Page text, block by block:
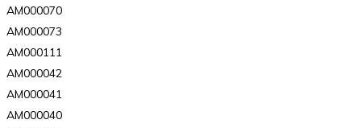
AM000070
AM000073
AM000111
AM000042
AM000041
AM000040